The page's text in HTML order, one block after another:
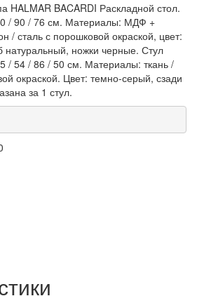
HALMAR BACARDI Раскладной стол.
/ 90 / 76 см. Материалы: МДФ +
/ сталь с порошковой окраской, цвет:
натуральный, ножки черные. Стул
/ 54 / 86 / 50 см. Материалы: ткань /
окраской. Цвет: темно-серый, сзади
за 1 стул.